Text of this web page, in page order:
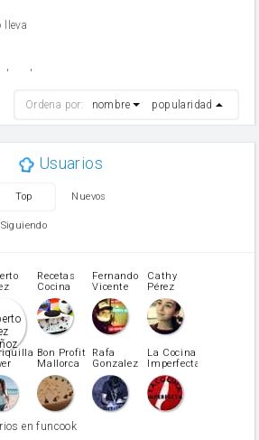
lleva
levadura
Ordena por: nombre popularidad
Usuarios
Top Nuevos
Siguiendo
Recetas
Cocina
Fernando
Vicente
Cathy
Pérez
Bon Profit
Mallorca
Rafa
Gonzalez
La Cocina
Imperfecta
en funcook